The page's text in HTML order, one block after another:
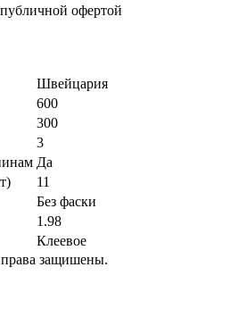
офертой
Швейцария
600
300
3
Да
11
Без фаски
1.98
Клеевое
защишены.